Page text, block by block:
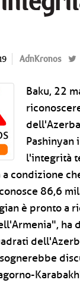
AdnKronos
Baku, 22
Pashinyan
l'integrità
a condizione
86,6
è pronto a
ha